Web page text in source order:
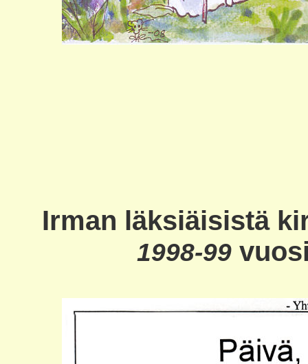
Irman läksiäisistä
1998-99